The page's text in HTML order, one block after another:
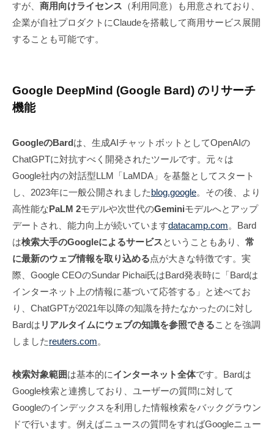
すが、 商用向けライセンス （利用同意）も用意されており、
企業が自社プロダクトにClaudeを搭載して商用サービス展開
することも可能です。
Google DeepMind (Google Bard) のリサーチ
機能
GoogleのBardは、生成AIチャットボットとしてOpenAIの
ChatGPTに対抗すべく開発されたツールです。元々は
Google社内の対話型LLM「LaMDA」を基盤としてスタート
し、2023年に一般公開されましたblog.google。その後、より
高性能なPaLM 2モデルや次世代のGeminiモデルへとアップ
デートされ、能力向上が続いていますdatacamp.com。Bard
は検索大手のGoogleによるサービスということもあり、 常
に最新のウェブ情報を取り込める点が大きな特徴です。実
際、Google CEOのSundar Pichai氏はBard発表時に「Bardは
インターネット上の情報に基づいて応答する」と述べてお
り、ChatGPTが2021年以降の知識を持たなかったのに対し
Bardは リアルタイムにウェブの知識を参照できることを強調
しましたreuters.com。
検索対象範囲は基本的にインターネット全体です。Bardは
Google検索と連携しており、ユーザーの質問に対して
Googleのインデックスを利用した情報検索をバックグラウン
ドで行います。例えばニュースの質問をすればGoogleニュー